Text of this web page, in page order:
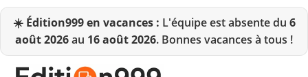
☀️ Édition999 en vacances : L'équipe est absente du 6
août 2026au 16 août 2026. Bonnes vacances à tous !